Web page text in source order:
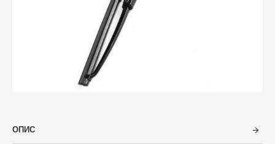
ОПИС